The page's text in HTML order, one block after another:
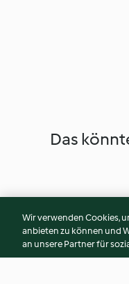
Das
Wir verwenden Cookies,
anbieten zu können und
an unsere Partner für